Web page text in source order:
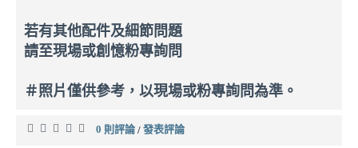
若有其他配件及細節問題
請至現場或創憶粉專詢問
＃照片僅供參考，以現場或粉專詢問為準。
0 則評論 / 發表評論